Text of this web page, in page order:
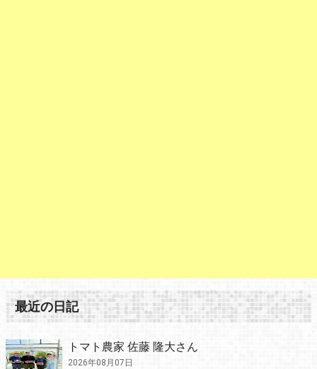
最近の日記
トマト農家 佐藤 隆大さん
2026年08月07日